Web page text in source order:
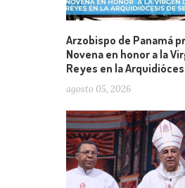
Arzobispo de Panamá
Novena en honor a la
Reyes en la
agosto 05, 2026